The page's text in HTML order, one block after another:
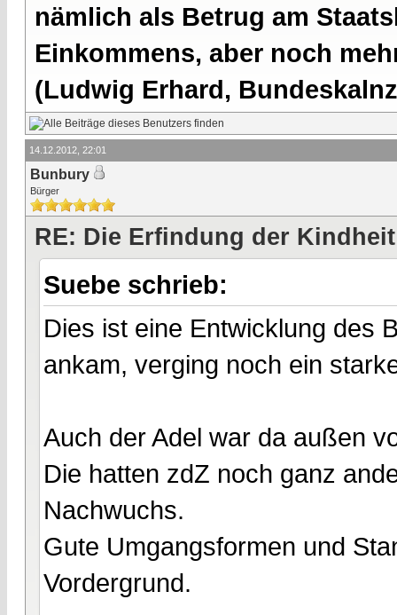
nämlich als Betrug am
Einkommens, aber noch
(Ludwig Erhard,
14.12.2012, 22:01
Bunbury
Bürger
RE: Die Erfindung der Kindheit
Suebe schrieb:
Dies ist eine Entwicklung des
ankam, verging noch ein
Auch der Adel war da außen
Die hatten zdZ noch ganz
Nachwuchs.
Gute Umgangsformen und
Vordergrund.